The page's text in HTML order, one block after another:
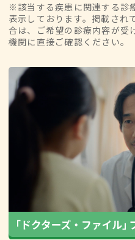
※該当する疾患に関連する診
表示しております。掲載され
合は、ご希望の診療内容が受
機関に直接ご確認ください。